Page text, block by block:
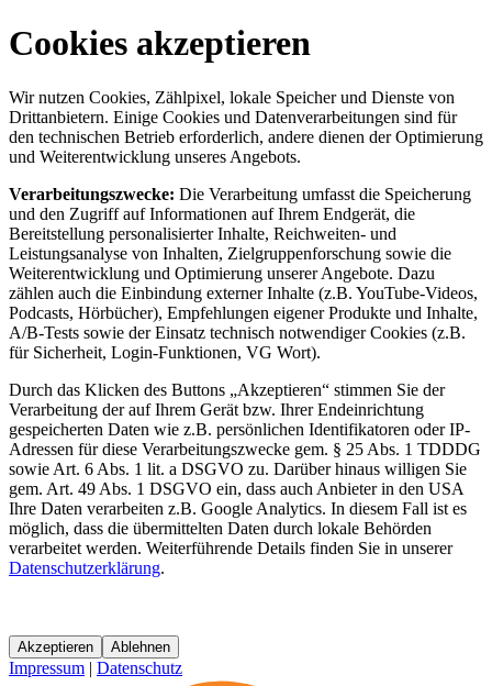
Cookies akzeptieren
Wir nutzen Cookies, Zählpixel, lokale Speicher und Dienste von
Drittanbietern. Einige Cookies und Datenverarbeitungen sind für
den technischen Betrieb erforderlich, andere dienen der Optimierung
und Weiterentwicklung unseres Angebots.
Verarbeitungszwecke: Die Verarbeitung umfasst die Speicherung
und den Zugriff auf Informationen auf Ihrem Endgerät, die
Bereitstellung personalisierter Inhalte, Reichweiten- und
Leistungsanalyse von Inhalten, Zielgruppenforschung sowie die
Weiterentwicklung und Optimierung unserer Angebote. Dazu
zählen auch die Einbindung externer Inhalte (z.B. YouTube-Videos,
Podcasts, Hörbücher), Empfehlungen eigener Produkte und Inhalte,
A/B-Tests sowie der Einsatz technisch notwendiger Cookies (z.B.
für Sicherheit, Login-Funktionen, VG Wort).
Durch das Klicken des Buttons „Akzeptieren“ stimmen Sie der
Verarbeitung der auf Ihrem Gerät bzw. Ihrer Endeinrichtung
gespeicherten Daten wie z.B. persönlichen Identifikatoren oder IP-
Adressen für diese Verarbeitungszwecke gem. § 25 Abs. 1 TDDDG
sowie Art. 6 Abs. 1 lit. a DSGVO zu. Darüber hinaus willigen Sie
gem. Art. 49 Abs. 1 DSGVO ein, dass auch Anbieter in den USA
Ihre Daten verarbeiten z.B. Google Analytics. In diesem Fall ist es
möglich, dass die übermittelten Daten durch lokale Behörden
verarbeitet werden. Weiterführende Details finden Sie in unserer
Datenschutzerklärung.
Akzeptieren Ablehnen
Impressum | Datenschutz